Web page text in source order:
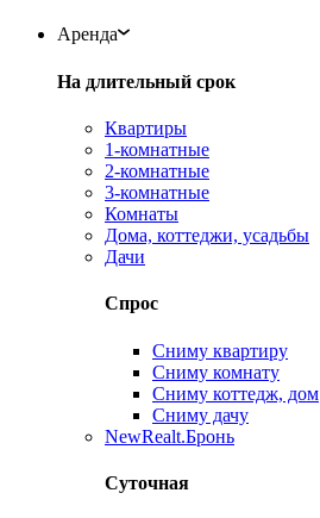
Аренда
На длительный срок
Квартиры
1-комнатные
2-комнатные
3-комнатные
Комнаты
Дома, коттеджи, усадьбы
Дачи
Спрос
Сниму квартиру
Сниму комнату
Сниму коттедж, дом
Сниму дачу
NewRealt.Бронь
Суточная